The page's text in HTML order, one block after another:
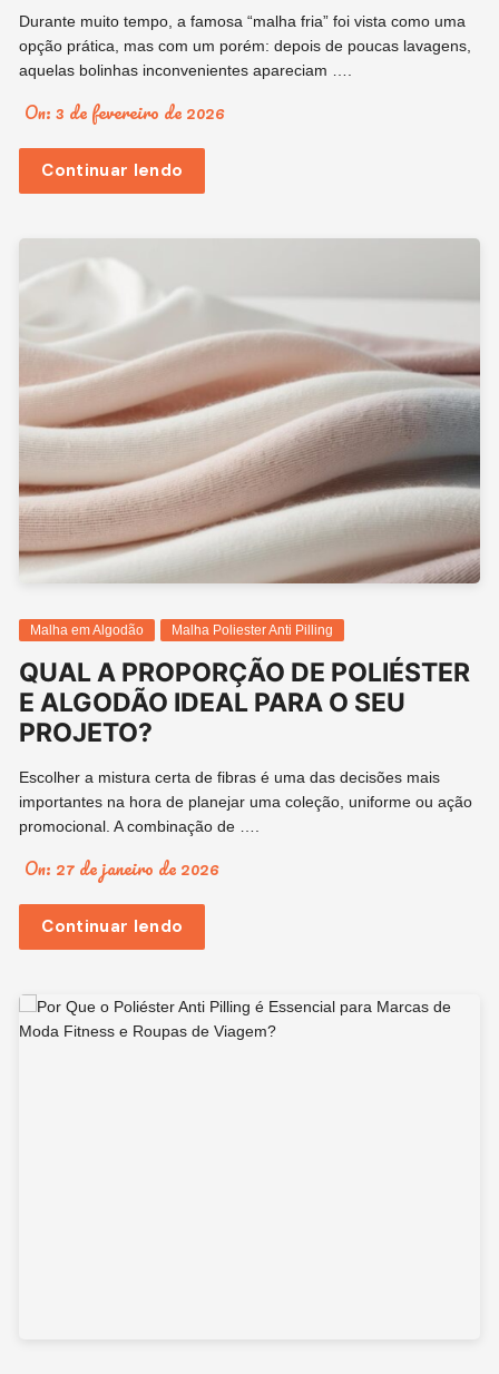
Durante muito tempo, a famosa “malha fria” foi vista como uma
opção prática, mas com um porém: depois de poucas lavagens,
aquelas bolinhas inconvenientes apareciam ….
On:3 de fevereiro de 2026
Continuar lendo
Malha em Algodão Malha Poliester Anti Pilling
QUAL A PROPORÇÃO DE POLIÉSTER
E ALGODÃO IDEAL PARA O SEU
PROJETO?
Escolher a mistura certa de fibras é uma das decisões mais
importantes na hora de planejar uma coleção, uniforme ou ação
promocional. A combinação de ….
On: 27 de janeiro de 2026
Continuar lendo